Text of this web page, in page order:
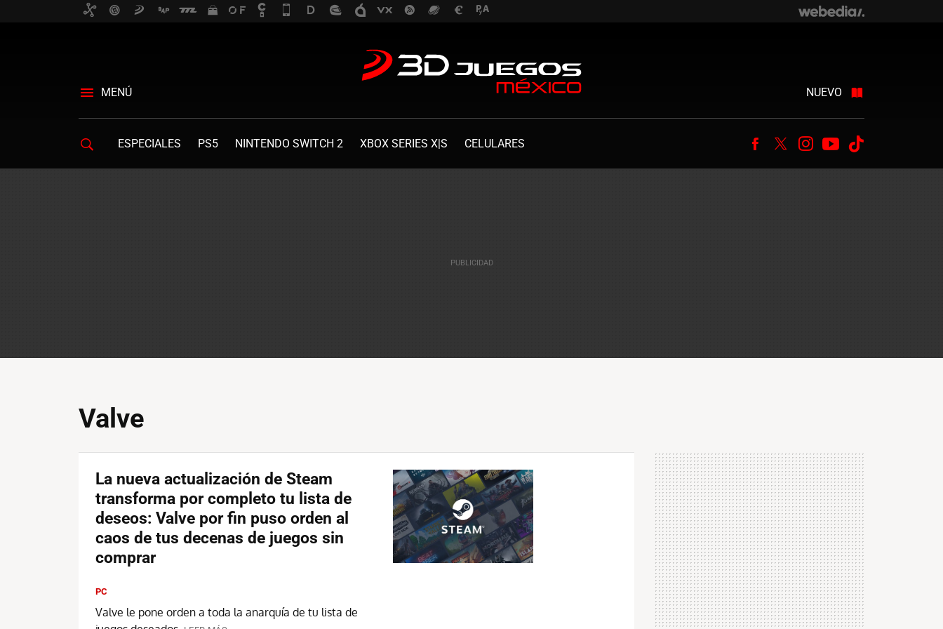
MENÚ NUEVO
ESPECIALES PS5 NINTENDO SWITCH 2 XBOX SERIES X|S CELULARES Facebook
TwitterInstagram
Youtube
Valve
La nueva actualización de Steam
transforma por completo tu lista de
deseos: Valve por fin puso orden al
caos de tus decenas de juegos sin
comprar
PC
Valve le pone orden a toda la anarquía de tu lista de